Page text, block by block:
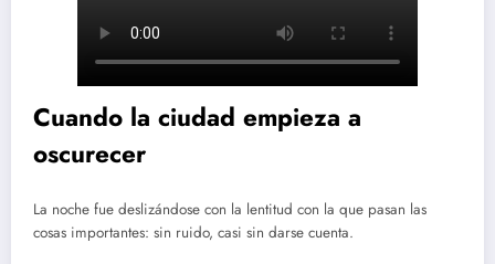
Cuando la ciudad empieza a
oscurecer
La noche fue deslizándose con la lentitud con la que pasan las
cosas importantes: sin ruido, casi sin darse cuenta.